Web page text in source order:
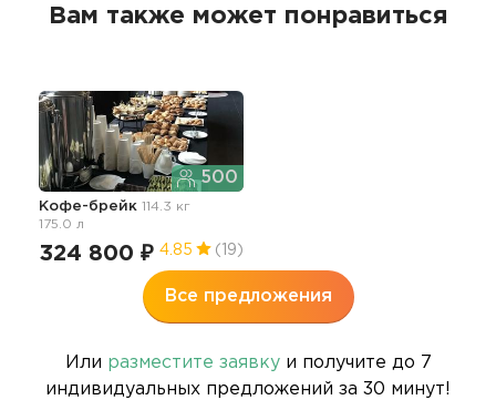
Вам также может понравиться
500
Кофе-брейк
114.3 кг
175.0 л
324 800 ₽ 4.85 (19)
Все предложения
Или разместите заявкуи получите до 7
индивидуальных предложений за 30 минут!